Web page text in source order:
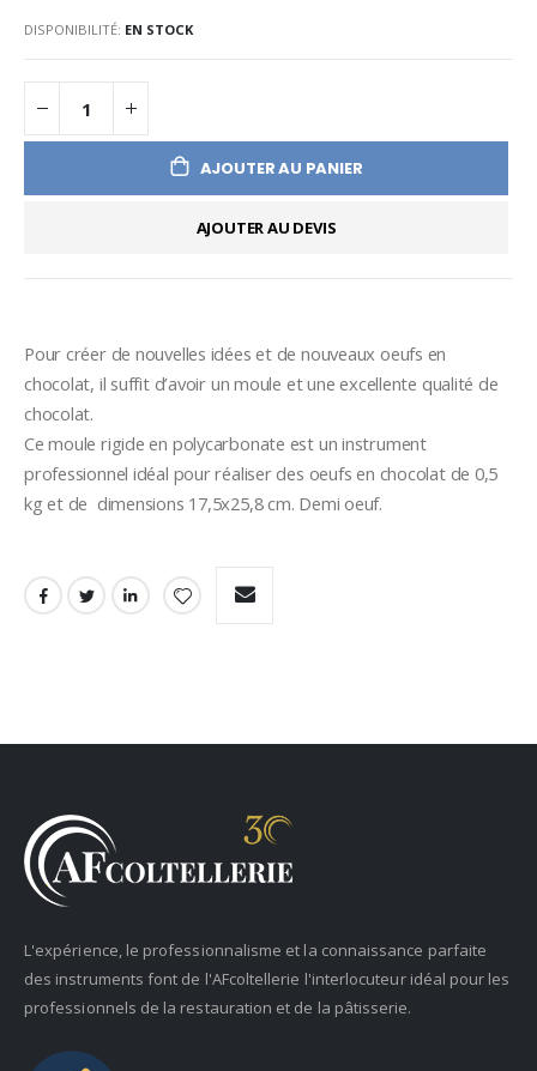
DISPONIBILITÉ: EN STOCK
AJOUTER AU PANIER
AJOUTER AU DEVIS
Pour créer de nouvelles idées et de nouveaux oeufs en
chocolat, il suffit d’avoir un moule et une excellente qualité de
chocolat.
Ce moule rigide en polycarbonate est un instrument
professionnel idéal pour réaliser des oeufs en chocolat de 0,5
kg et de  dimensions 17,5x25,8 cm. Demi oeuf.
L'expérience, le professionnalisme et la connaissance parfaite
des instruments font de l'AFcoltellerie l'interlocuteur idéal pour les
professionnels de la restauration et de la pâtisserie.